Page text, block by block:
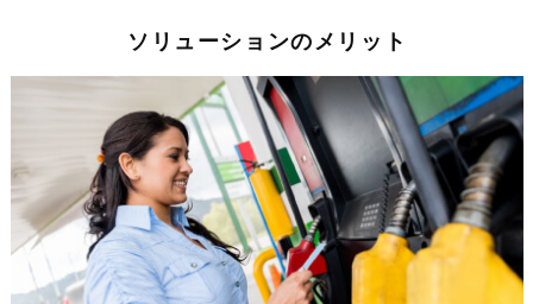
ソリューションのメリット